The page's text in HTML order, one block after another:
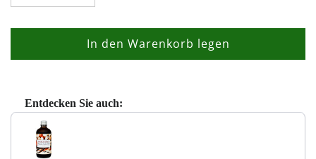
In den Warenkorb legen
L
Entdecken Sie auch:
Use the Previous and Next buttons to navigate through product